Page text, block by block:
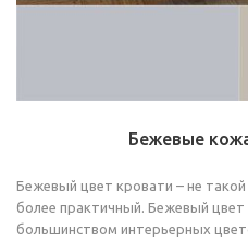
Бежевые
Бежевый цвет кровати – не
более практичный. Бежевый цвет
большинством интерьерных